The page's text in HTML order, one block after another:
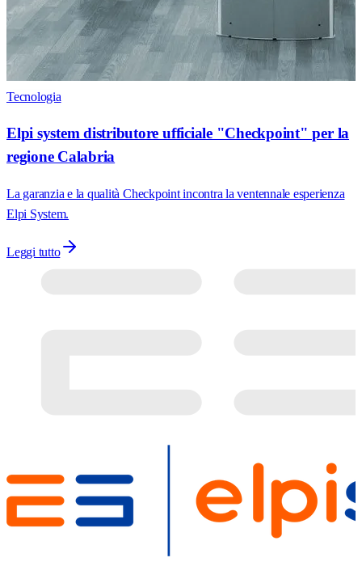
Tecnologia
Elpi system distributore ufficiale "Checkpoint" per la
regione Calabria
La garanzia e la qualità Checkpoint incontra la ventennale esperienza
Elpi System.
Leggi tutto